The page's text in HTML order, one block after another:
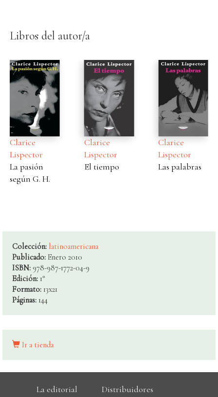
Libros del autor/a
Clarice
Lispector
El tiempo
Clarice
Lispector
Las palabras
Clarice
Lispector
Dónde
Colección: latinoamericana
Publicado: Enero 2010
ISBN: 978-987-1772-04-9
Edición: 1°
Formato: 13x21
Páginas: 144
Ir a tienda
La editorial Distribuidores